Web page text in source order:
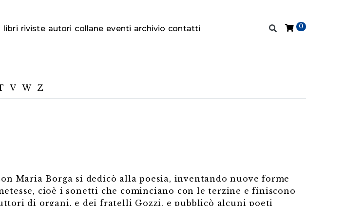
libri riviste autori collane eventi archivio contatti 0
V W Z
Maria Borga si dedicò alla poesia, inventando nuove forme
cioè i sonetti che cominciano con le terzine e finiscono
di organi, e dei fratelli Gozzi, e pubblicò alcuni poeti